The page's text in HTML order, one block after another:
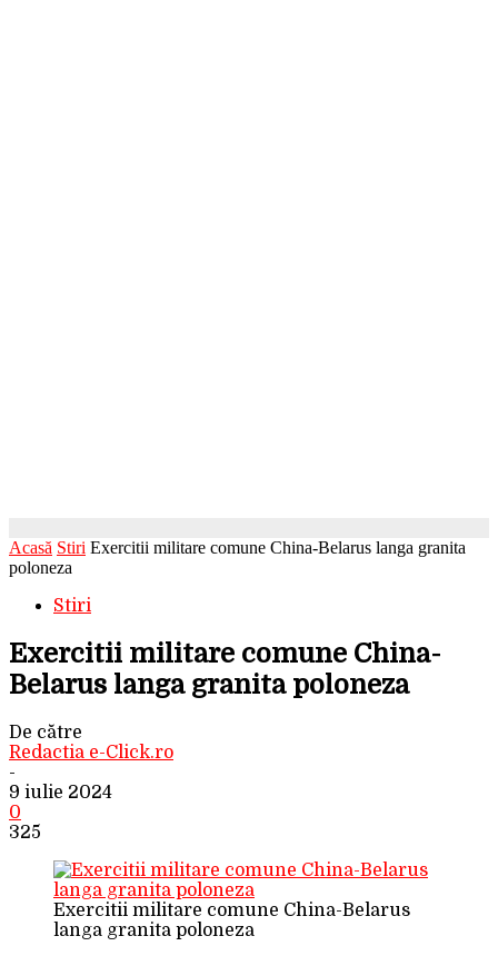
Acasă Stiri Exercitii militare comune China-Belarus langa granita
poloneza
Stiri
Exercitii militare comune China-
Belarus langa granita poloneza
De către
Redactia e-Click.ro
-
9 iulie 2024
0
325
Exercitii militare comune China-Belarus
langa granita poloneza